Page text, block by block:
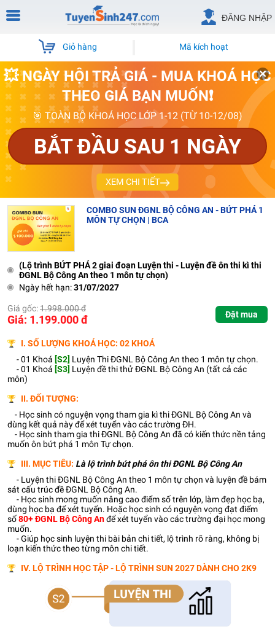
ĐĂNG NHẬP
Giỏ hàng Mã kích hoạt
💥 NGÀY HỘI TRẢ GIÁ - MUA KHOÁ HỌC
THEO GIÁ BẠN MUỐN❗
🎯 TOÀN BỘ KHOÁ HỌC LỚP 1-12 (TỪ 10-12/08)
BẮT ĐẦU SAU 1 NGÀY
XEM CHI TIẾT
COMBO SUN ĐGNL BỘ CÔNG AN - BỨT PHÁ 1
MÔN TỰ CHỌN | BCA
(Lộ trình BỨT PHÁ 2 giai đoạn Luyện thi - Luyện đề ôn thi kì thi
ĐGNL Bộ Công An theo 1 môn tự chọn)
Ngày hết hạn:31/07/2027
Giá gốc:1.998.000 đ
Giá: 1.199.000 đ Đặt mua
I. SỐ LƯỢNG KHOÁ HỌC: 02 KHOÁ
- 01 Khoá [S2] Luyện Thi ĐGNL Bộ Công An theo 1 môn tự chọn.
- 01 Khoá [S3] Luyện đề thi thử ĐGNL Bộ Công An (tất cả các
môn)
II. ĐỐI TƯỢNG:
- Học sinh có nguyện vọng tham gia kì thi ĐGNL Bộ Công An và
dùng kết quả này để xét tuyển vào các trường ĐH.
- Học sinh tham gia thi ĐGNL Bộ Công An đã có kiến thức nền tảng
muốn ôn bứt phá 1 môn Tự chọn.
III. MỤC TIÊU: Là lộ trình bứt phá ôn thi ĐGNL Bộ Công An
- Luyện thi ĐGNL Bộ Công An theo 1 môn tự chọn và luyện đề bám
sát cấu trúc đề ĐGNL Bộ Công An.
- Học sinh mong muốn nâng cao điểm số trên lớp, làm đẹp học bạ,
dùng học bạ để xét tuyển. Hoặc học sinh có nguyện vọng đạt điểm
số80+ ĐGNL Bộ Công Anđể xét tuyển vào các trường đại học mong
muốn.
- Giúp học sinh luyện thi bài bản chi tiết, lộ trình rõ ràng, không bị
loạn kiến thức theo từng môn chi tiết.
IV. LỘ TRÌNH HỌC TẬP - LỘ TRÌNH SUN 2027 DÀNH CHO 2K9